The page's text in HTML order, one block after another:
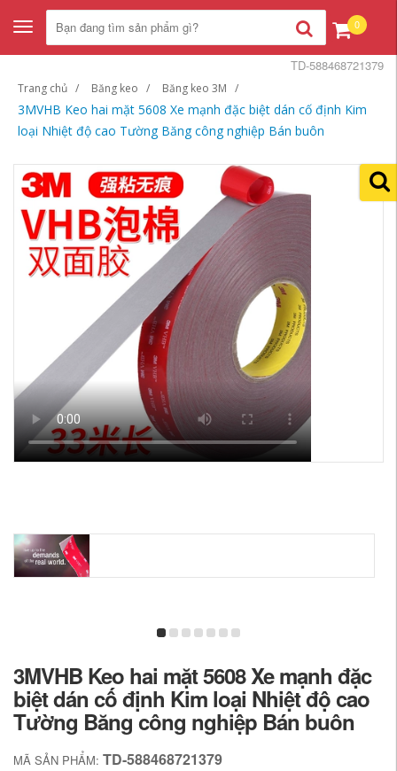
Toggle
navigation
0
Trang chủ Băng keo Băng keo 3M
3MVHB Keo hai mặt 5608 Xe mạnh đặc biệt dán cố định Kim
loại Nhiệt độ cao Tường Băng công nghiệp Bán buôn
TD-588468721379
3MVHB Keo hai mặt 5608 Xe mạnh đặc
biệt dán cố định Kim loại Nhiệt độ cao
Tường Băng công nghiệp Bán buôn
MÃ SẢN PHẨM: TD-588468721379